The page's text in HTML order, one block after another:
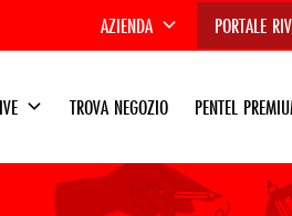
AZIENDA PORTALE
TROVA NEGOZIO PENTEL